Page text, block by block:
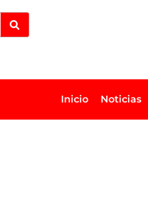
Inicio Noticias